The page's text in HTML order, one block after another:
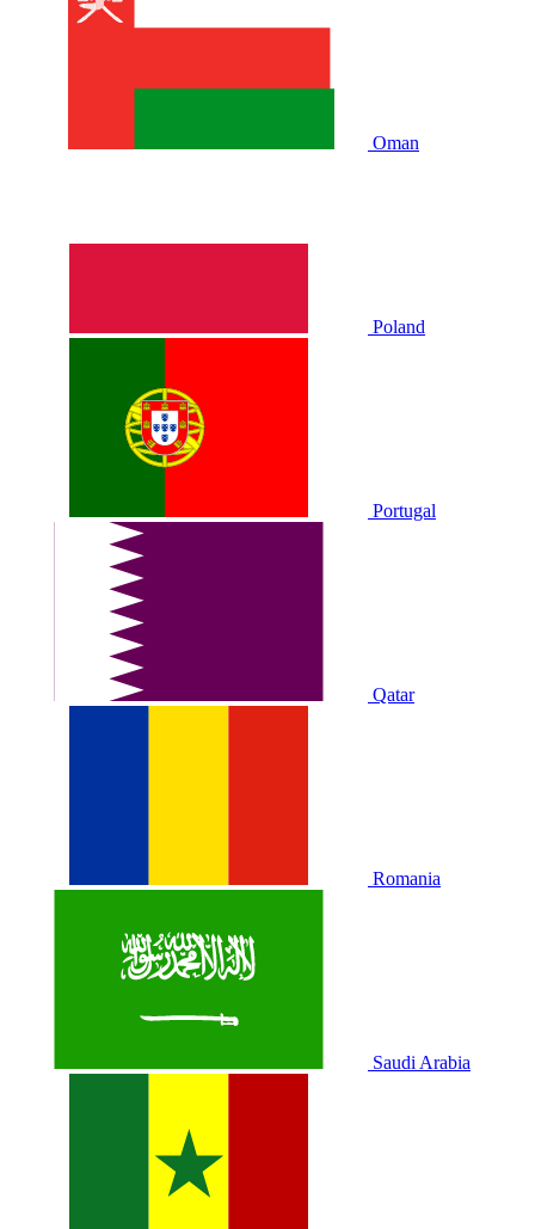
Oman
Poland
Portugal
Qatar
Romania
Saudi Arabia